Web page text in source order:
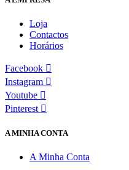
Loja
Contactos
Horários
Facebook
Instagram
Youtube
Pinterest
A MINHA CONTA
A Minha Conta